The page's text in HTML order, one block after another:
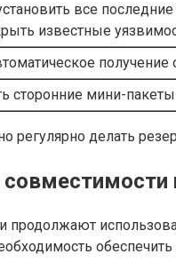
все
известные
сторонние мини-
регулярно делать
продолжают